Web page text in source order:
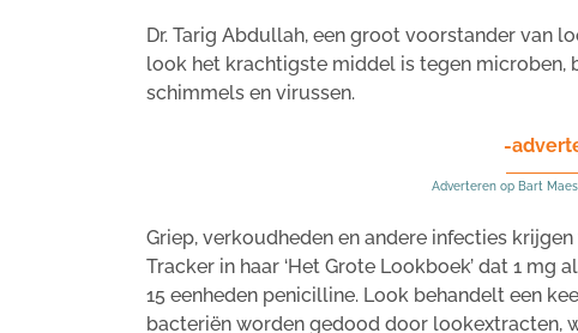
Dr. Tarig Abdullah, een groot voorstander van
look het krachtigste middel is tegen microben,
schimmels en virussen.
-
Adverteren op Bart
Griep, verkoudheden en andere infecties
Tracker in haar ‘Het Grote Lookboek’ dat 1
15 eenheden penicilline. Look behandelt een
bacteriën worden gedood door lookextracten,